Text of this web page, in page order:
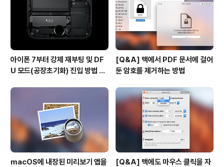
아이폰 7부터 강제 재부팅 및 DF
U 모드(공장초기화) 진입 방법 변
[Q&A] 맥에서 PDF 문서에 걸어
둔 암호를 제거하는 방법
macOS에 내장된 미리보기 앱을
[Q&A] 맥에도 마우스 클릭을 자